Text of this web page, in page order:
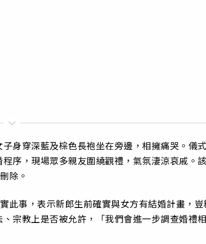
身穿深藍及棕色長袍坐在旁邊，相擁痛哭。儀
序，現場眾多親友圍繞觀禮，氣氛淒涼哀戚。
除。
此事，表示新郎生前確實與女方有結婚計畫，豈
宗教上是否被允許，「我們會進一步調查婚禮